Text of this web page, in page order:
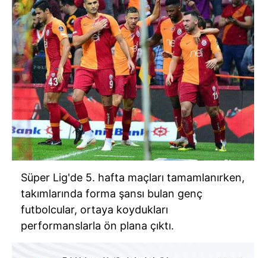
Süper Lig'de 5. hafta maçları tamamlanırken,
takımlarında forma şansı bulan genç
futbolcular, ortaya koydukları
performanslarla ön plana çıktı.